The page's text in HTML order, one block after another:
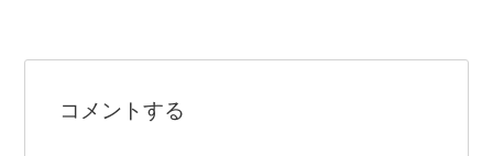
コメントする